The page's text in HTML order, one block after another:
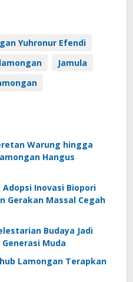
Yuhronur Efendi
Jamula
Warung hingga
Hangus
Inovasi Biopori
Gerakan Massal Cegah
Budaya Jadi
Muda
Lamongan Terapkan